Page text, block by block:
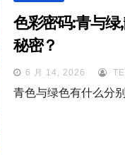
色彩密码:青与
秘密？
6 月 14, 2026
青色与绿色有什么分